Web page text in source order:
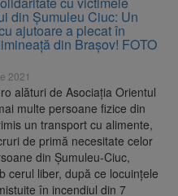
adoptată
și AUR.
și Cuba vin la
a 14-a
transformat în
din Șumuleu Ciuc: Un
ajutoare a plecat în
din Brașov! FOTO
2021
alături de Asociația Orientul
multe persoane fizice din
un transport cu alimente,
de primă necesitate celor
din Șumuleu-Ciuc,
cerul liber, după ce locuințele
în incendiul din 7